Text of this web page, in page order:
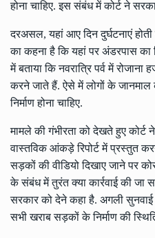
होना चाहिए. इस संबंध में कोर्ट ने
दरअसल, यहां आए दिन दुर्घटनाएं
का कहना है कि यहां पर अंडरपास का
में बताया कि नवरात्रि पर्व में रोजाना
करने जाते हैं. ऐसे में लोगों के जानमाल
निर्माण होना चाहिए.
मामले की गंभीरता को देखते हुए कोर्ट
वास्तविक आंकड़े रिपोर्ट में प्रस्तुत
सड़कों की वीडियो दिखाए जाने पर
के संबंध में तुरंत क्या कार्रवाई की जा
सरकार को देने कहा है. अगली
सभी खराब सड़कों के निर्माण की